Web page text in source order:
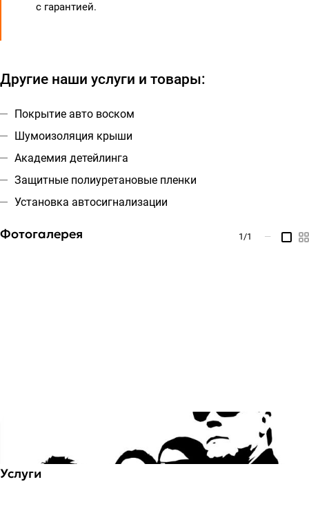
с гарантией.
Другие наши услуги и товары:
Покрытие авто воском
Шумоизоляция крыши
Академия детейлинга
Защитные полиуретановые пленки
Установка автосигнализации
Фотогалерея 1/1 —
Услуги